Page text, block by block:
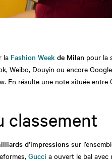
la Fashion Week de Milan pour la
Weibo, Douyin ou encore
En résulte une note située
classement
d’impressions sur
Gucci a ouvert le bal avec